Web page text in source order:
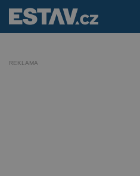
REKLAMA